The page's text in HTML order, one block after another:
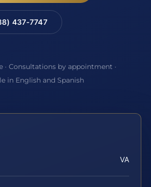
437-7747
· Consultations by appointment ·
in English and Spanish
VA